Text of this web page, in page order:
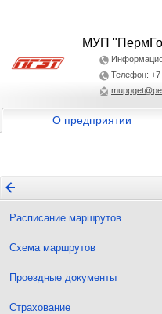
МУП
Телефон:
О предприятии
Расписание маршрутов
Схема маршрутов
Проездные документы
Страхование